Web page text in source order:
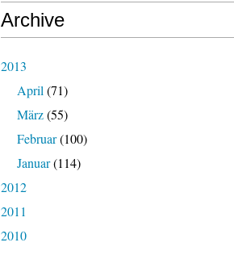
Archive
2013
April (71)
März(55)
Februar(100)
Januar(114)
2012
2011
2010